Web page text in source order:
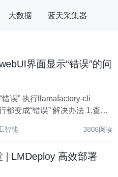
大数据 蓝天采集器
界面显示“错误”的问
cli
” 解决办法 1.查看
智能 3806阅读
| LMDeploy 高效部署